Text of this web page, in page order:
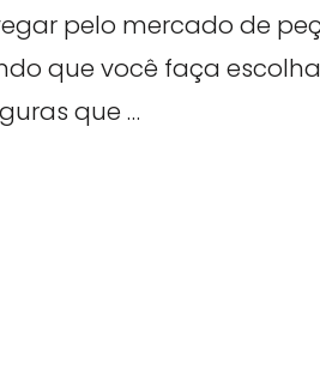
pelo mercado de
que você faça
que …